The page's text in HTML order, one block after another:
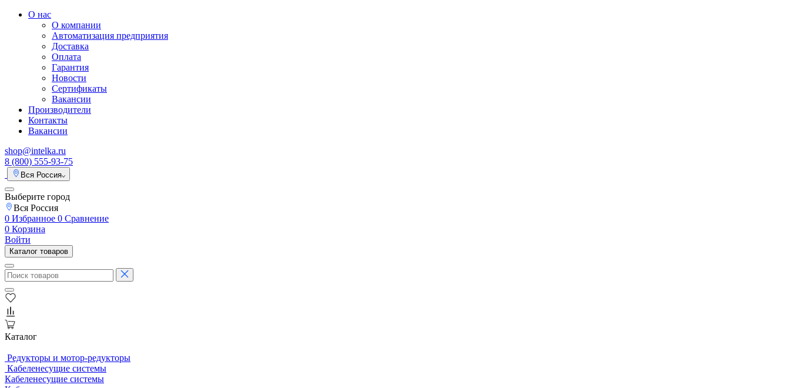
О нас
О компании
Автоматизация предприятия
Доставка
Оплата
Гарантия
Новости
Сертификаты
Вакансии
Производители
Контакты
Вакансии
shop@intelka.ru
8 (800) 555-93-75
Вся Россия
Выберите город
Вся Россия
0 Избранное 0 Сравнение
0 Корзина
Войти
Каталог товаров
Каталог
Редукторы и мотор-редукторы
Кабеленесущие системы
Кабеленесущие системы